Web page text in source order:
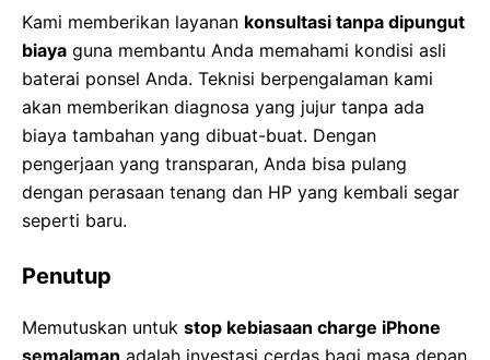
Kami memberikan layanan konsultasi tanpa dipungut
biaya guna membantu Anda memahami kondisi asli
baterai ponsel Anda. Teknisi berpengalaman kami
akan memberikan diagnosa yang jujur tanpa ada
biaya tambahan yang dibuat-buat. Dengan
pengerjaan yang transparan, Anda bisa pulang
dengan perasaan tenang dan HP yang kembali segar
seperti baru.
Penutup
Memutuskan untuk stop kebiasaan charge iPhone
semalaman adalah investasi cerdas bagi masa depan